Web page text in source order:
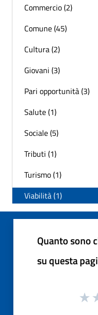
Commercio (2)
Comune (45)
Cultura (2)
Giovani (3)
Pari opportunità (3)
Salute (1)
Sociale (5)
Tributi (1)
Turismo (1)
Viabilità (1)
Quanto sono
su questa